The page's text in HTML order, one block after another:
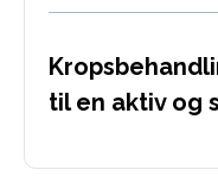
til en aktiv og